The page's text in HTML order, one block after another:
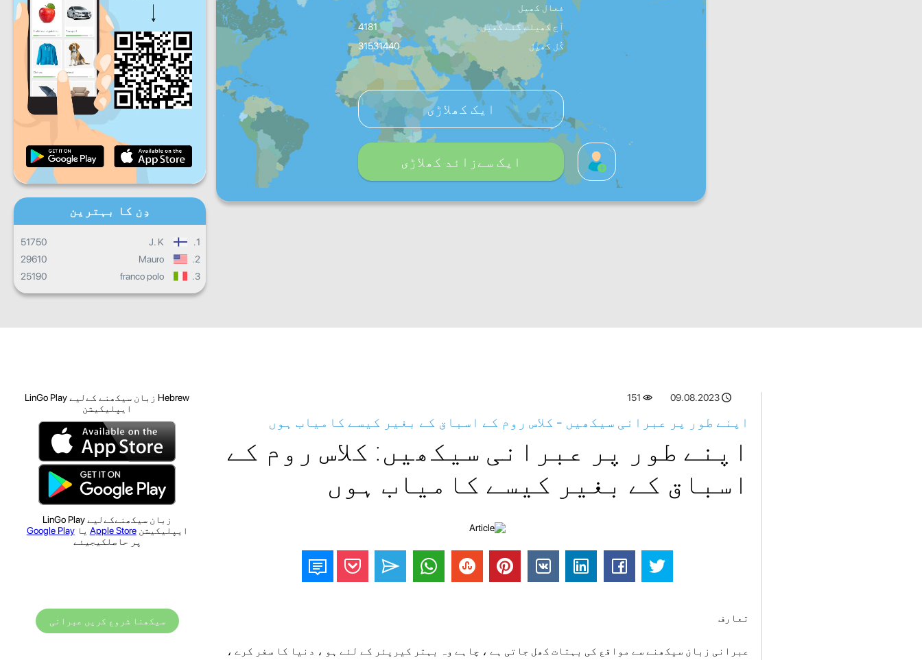
فعال کھیل
آج کھیلے گئے کھیل
4181
کُل کھیل
31531440
ایک کھلاڑی
ایک سےزائد کھلاڑی
جمعہ ہفتہ
روزانہ کی پیش رفت
ماہانہ پیش رفت
مجموعی کارکردگی
دِن کا بہترین
1.
J. K
51750
2.
Mauro
29610
3.
franco polo
25190
09.08.2023
151
اپنے طور پر عبرانی سیکھیں - کلاس روم کے اسباق کے بغیر کیسے کامیاب ہوں
اپنے طور پر عبرانی سیکھیں: کلاس روم کے
اسباق کے بغیر کیسے کامیاب ہوں
تعارف
عبرانی زبان سیکھنے سے مواقع کی بہتات کھل جاتی ہے ، چاہے وہ بہتر کیریئر کے لئے ہو ، دنیا کا سفر کرے ،
Hebrew زبان سیکھنے کےلیے LinGo Play
ایپلیکیشن
زبان سیکھنےکےلیے LinGo Play
ایپلیکیشنApple Store یاGoogle Play
پر حاصلکیجیئے
سیکھنا شروع کریں عبرانی